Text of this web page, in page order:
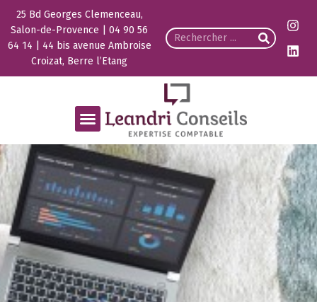
25 Bd Georges Clemenceau,
Salon-de-Provence | 04 90 56
64 14 | 44 bis avenue Ambroise
Croizat, Berre l’Etang